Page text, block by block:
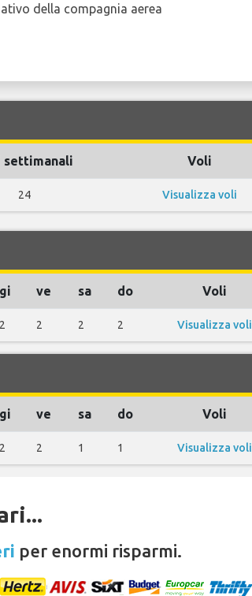
della compagnia aerea
settimanali Voli
24 Visualizza voli
gi ve sa do Voli
2 2 2 2 Visualizza voli
gi ve sa do Voli
2 2 1 1 Visualizza voli
per enormi risparmi.